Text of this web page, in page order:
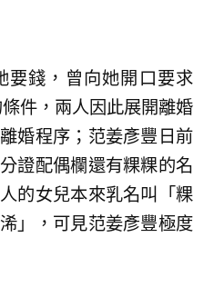
要錢，曾向她開口要求
件，兩人因此展開離婚
婚程序；范姜彥豐日前
證配偶欄還有粿粿的名
的女兒本來乳名叫「粿
」，可見范姜彥豐極度